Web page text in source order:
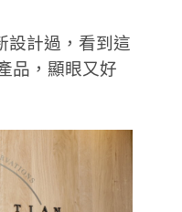
設計過，看到這
品，顯眼又好